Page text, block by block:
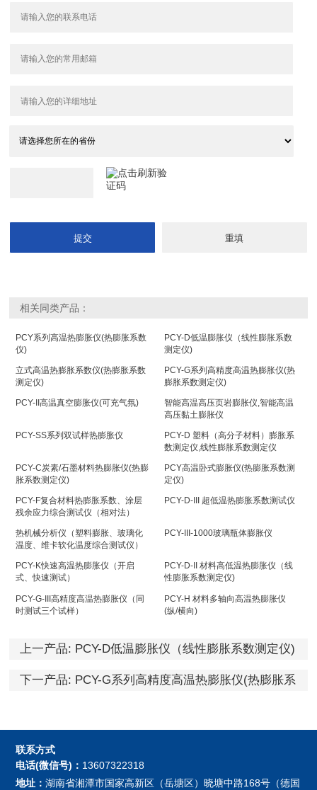
相关同类产品：
PCY系列高温热膨胀仪(热膨胀系数
仪)
PCY-D低温膨胀仪（线性膨胀系数
测定仪)
立式高温热膨胀系数仪(热膨胀系数
测定仪)
PCY-G系列高精度高温热膨胀仪(热
膨胀系数测定仪)
PCY-II高温真空膨胀仪(可充气氛)
智能高温高压页岩膨胀仪,智能高温
高压黏土膨胀仪
PCY-SS系列双试样热膨胀仪
PCY-D 塑料（高分子材料）膨胀系
数测定仪,线性膨胀系数测定仪
PCY-C炭素/石墨材料热膨胀仪(热膨
胀系数测定仪)
PCY高温卧式膨胀仪(热膨胀系数测
定仪)
PCY-F复合材料热膨胀系数、涂层
残余应力综合测试仪（相对法）
PCY-D-III 超低温热膨胀系数测试仪
热机械分析仪（塑料膨胀、玻璃化
温度、维卡软化温度综合测试仪）
PCY-III-1000玻璃瓶体膨胀仪
PCY-K快速高温热膨胀仪（开启
式、快速测试）
PCY-D-II 材料高低温热膨胀仪（线
性膨胀系数测定仪)
PCY-G-III高精度高温热膨胀仪（同
时测试三个试样）
PCY-H 材料多轴向高温热膨胀仪
(纵/横向)
上一产品: PCY-D低温膨胀仪（线性膨胀系数测定仪)
下一产品: PCY-G系列高精度高温热膨胀仪(热膨胀系
联系方式
电话(微信号)： 13607322318
地址：湖南省湘潭市国家高新区（岳塘区）晓塘中路168号（德国